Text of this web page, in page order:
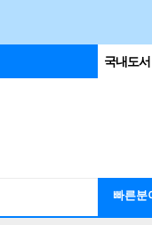
국내도서
빠른분